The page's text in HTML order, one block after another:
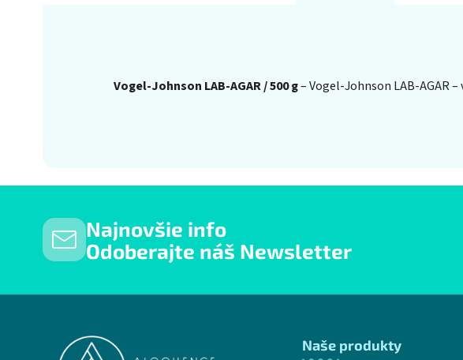
Vogel-Johnson LAB-AGAR / 500 g– Vogel-Johnson LAB-AGAR
Najnovšie info
Odoberajte náš Newsletter
Naše produkty